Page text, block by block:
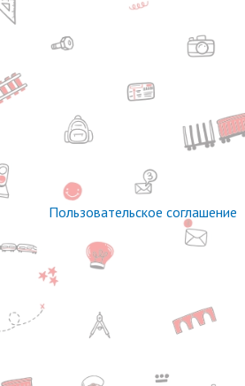
Пользовательское соглашение